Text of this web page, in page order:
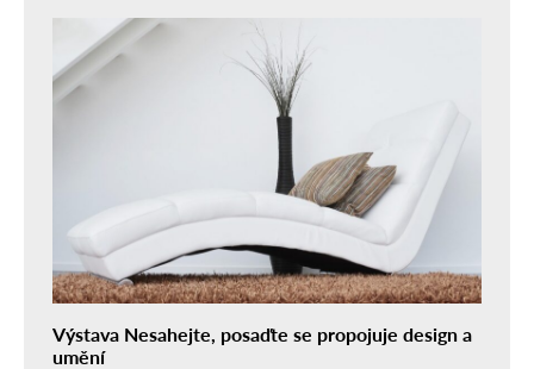
Výstava Nesahejte, posaďte se propojuje design a
umění